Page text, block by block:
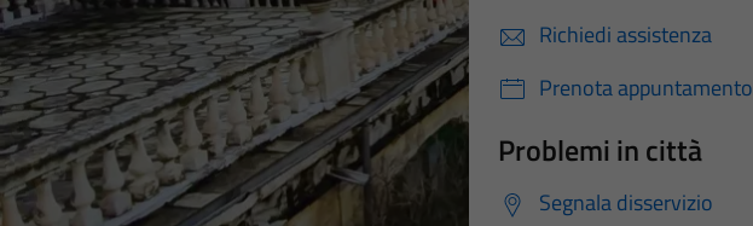
Richiedi assistenza
Prenota appuntamento
Problemi in città
Segnala disservizio